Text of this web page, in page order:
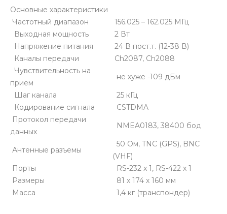
Основные характеристики
Частотный диапазон
156.025 – 162.025 МГц
Выходная мощность
2 Вт
Напряжение питания
24 В пост.т. (12-38 В)
Каналы передачи
Ch2087, Ch2088
Чувствительность на
прием
не хуже -109 дБм
Шаг канала
25 кГц
Кодирование сигнала
CSTDMA
Протокол передачи
данных
NMEA0183, 38400 бод
Антенные разъемы
50 Ом, TNC (GPS), BNC
(VHF)
Порты
RS-232 x 1, RS-422 x 1
Размеры
81 х 174 х 160 мм
Масса
1,4 кг (транспондер)